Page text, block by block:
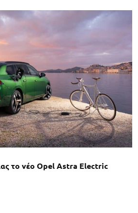
το νέο Opel Astra Electric